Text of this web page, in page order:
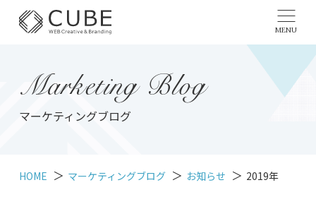
MENU
Marketing Blog
マーケティングブログ
HOME マーケティングブログ お知らせ 2019年